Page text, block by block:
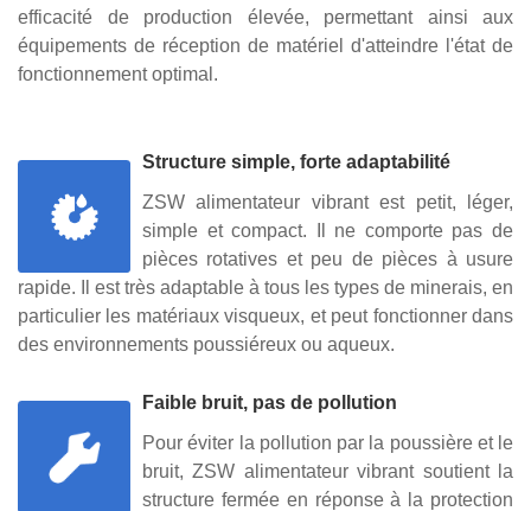
efficacité de production élevée, permettant ainsi aux
équipements de réception de matériel d'atteindre l'état de
fonctionnement optimal.
Structure simple, forte adaptabilité
ZSW alimentateur vibrant est petit, léger,
simple et compact. Il ne comporte pas de
pièces rotatives et peu de pièces à usure
rapide. Il est très adaptable à tous les types de minerais, en
particulier les matériaux visqueux, et peut fonctionner dans
des environnements poussiéreux ou aqueux.
Faible bruit, pas de pollution
Pour éviter la pollution par la poussière et le
bruit, ZSW alimentateur vibrant soutient la
structure fermée en réponse à la protection